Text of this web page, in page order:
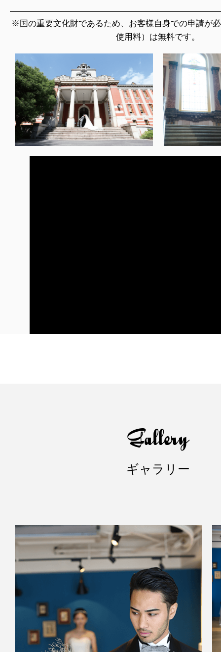
※国の重要文化財であるため、お客様自身での申請が
使用料）は無料です。
Gallery
ギャラリー